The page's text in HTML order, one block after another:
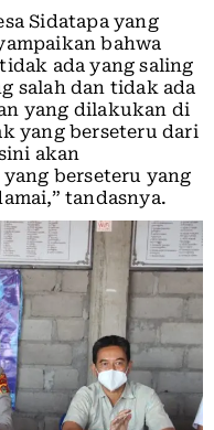
Sidatapa yang
bahwa
ada yang saling
salah dan tidak ada
yang dilakukan di
yang berseteru dari
akan
berseteru yang
tandasnya.